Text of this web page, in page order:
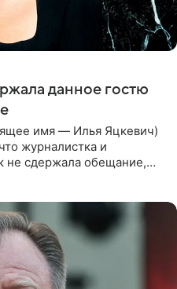
данное гостю
имя — Илья Яцкевич)
журналистка и
не сдержала обещание,